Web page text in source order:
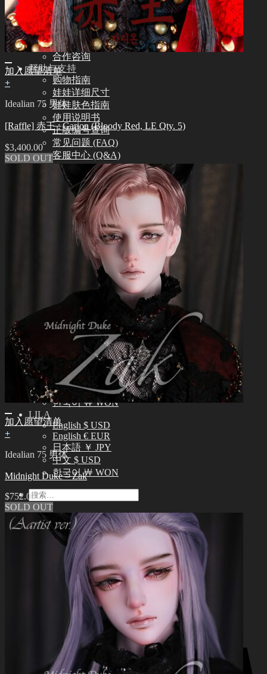
Idealian 博客
SOOM艺术功劳者
Idealian 造型杂志
关于我们
合作咨询
帮助与支持
购物指南
娃娃详细尺寸
娃娃肤色指南
使用说明书
正版编号查询
常见问题 (FAQ)
客服中心 (Q&A)
THE GEM
English $ USD
日本語 ￥ JPY
中文 $ USD
한국어 ￦ WON
NEO ANGELREGION
English $ USD
日本語 ￥ JPY
中文 $ USD
한국어 ￦ WON
English $ USD
日本語 ￥ JPY
中文 $ USD
한국어 ￦ WON
English $ USD
English € EUR
日本語 ￥ JPY
中文 $ USD
한국어 ￦ WON
LILA
English $ USD
English € EUR
日本語 ￥ JPY
中文 $ USD
한국어 ￦ WON
搜
索：
购物车里没有产品
购物车里没有产品
加入愿望清单
+
Idealian 75 男体
[Raffle] 赤王 : Garion (Bloody Red, LE Qty. 5)
$3,400.00
SOLD OUT
加入愿望清单
+
Idealian 75 男体
Midnight Duke – Zak
$752.00
SOLD OUT